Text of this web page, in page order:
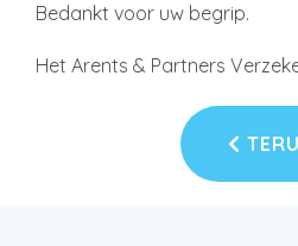
Bedankt voor uw begrip.
Het Arents & Partners